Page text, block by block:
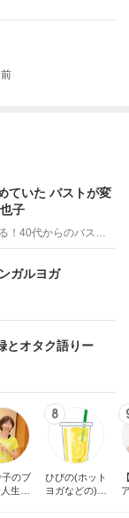
ていた バストが変
子
バストが上がると女性の悩みは解決する！40代からのバスト革命「育乳ヨガ®」創始者 中野美也子
ガルヨガ
オタク語りー
のブ
生最
8
ひびの(ホット
ヨガなどの)き